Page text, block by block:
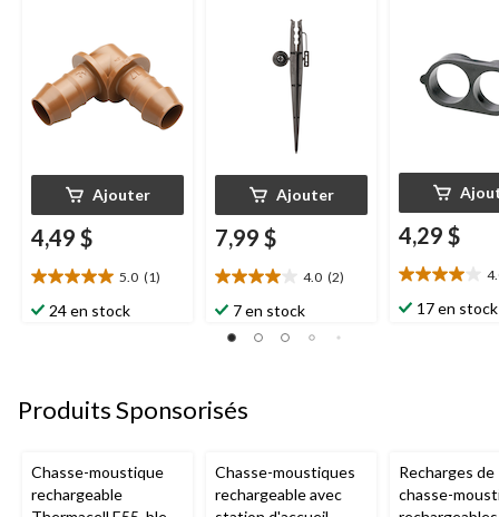
Ajouter
4,49 $
5.0 (1)
5.0
étoile(s)
24 en stock
Ajouter
7,99 $
4.0 (2)
4.0
étoile(s)
sur
7 en stock
4,29 $
4.0
étoile(s)
17 en stock
Produits Sponsorisés
Chasse-moustique
rechargeable
Chasse-moustiques
rechargeable avec
Recharges de
chasse-